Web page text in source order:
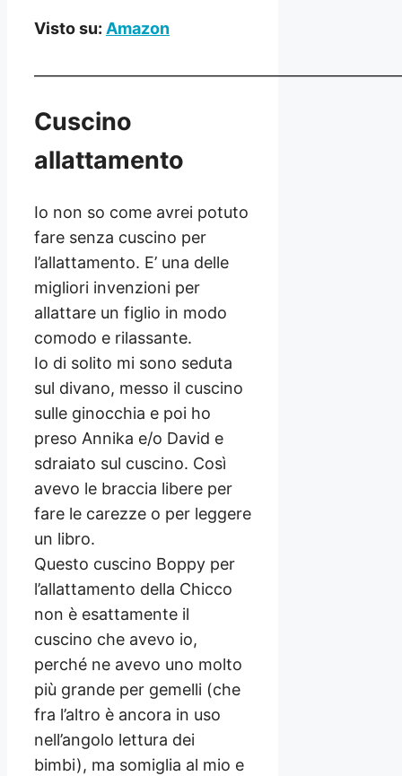
Visto su: Amazon
Cuscino
allattamento
Io non so come avrei potuto
fare senza cuscino per
l’allattamento. E’ una delle
migliori invenzioni per
allattare un figlio in modo
comodo e rilassante.
Io di solito mi sono seduta
sul divano, messo il cuscino
sulle ginocchia e poi ho
preso Annika e/o David e
sdraiato sul cuscino. Così
avevo le braccia libere per
fare le carezze o per leggere
un libro.
Questo cuscino Boppy per
l’allattamento della Chicco
non è esattamente il
cuscino che avevo io,
perché ne avevo uno molto
più grande per gemelli (che
fra l’altro è ancora in uso
nell’angolo lettura dei
bimbi), ma somiglia al mio e